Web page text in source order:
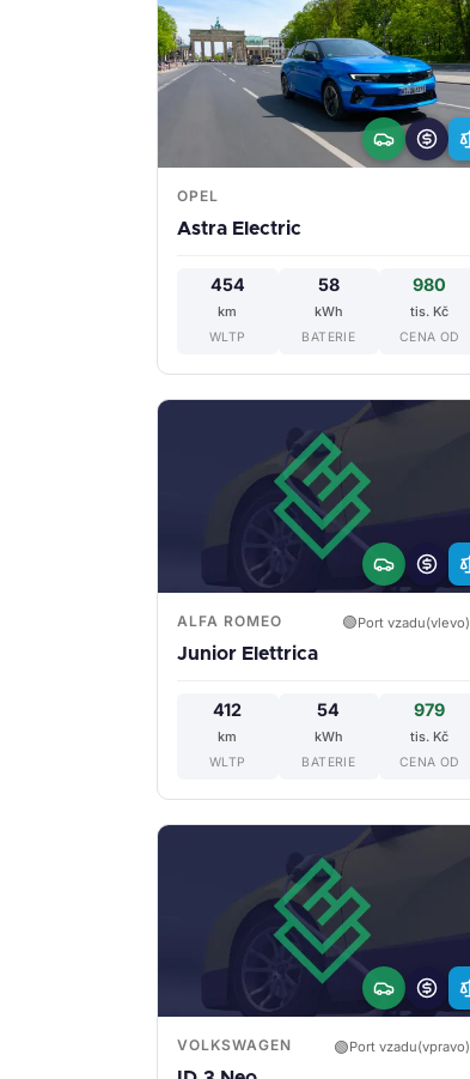
OPEL
Astra Electric
454
km
WLTP
58
kWh
BATERIE
980
tis. Kč
CENA OD
ALFA ROMEO 🟢Port vzadu(vlevo)
Junior Elettrica
412
km
WLTP
54
kWh
BATERIE
979
tis. Kč
CENA OD
VOLKSWAGEN 🟢Port vzadu(vpravo)